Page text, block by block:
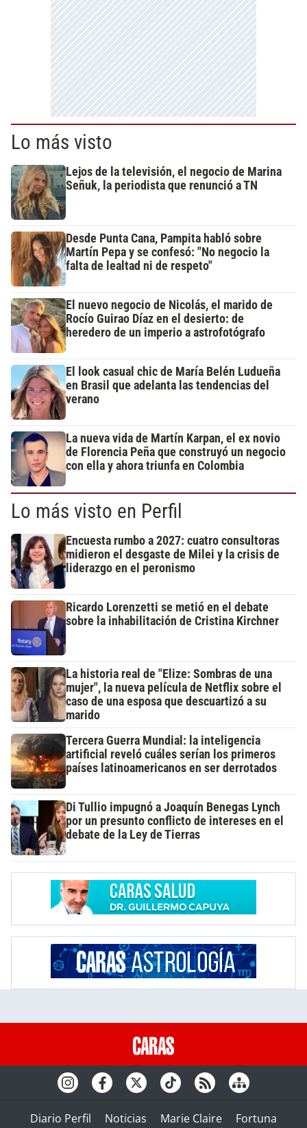
Lo más visto
Lejos de la televisión, el negocio de Marina
Señuk, la periodista que renunció a TN
Desde Punta Cana, Pampita habló sobre
Martín Pepa y se confesó: "No negocio la
falta de lealtad ni de respeto"
El nuevo negocio de Nicolás, el marido de
Rocío Guirao Díaz en el desierto: de
heredero de un imperio a astrofotógrafo
El look casual chic de María Belén Ludueña
en Brasil que adelanta las tendencias del
verano
La nueva vida de Martín Karpan, el ex novio
de Florencia Peña que construyó un negocio
con ella y ahora triunfa en Colombia
Lo más visto en Perfil
Encuesta rumbo a 2027: cuatro consultoras
midieron el desgaste de Milei y la crisis de
liderazgo en el peronismo
Ricardo Lorenzetti se metió en el debate
sobre la inhabilitación de Cristina Kirchner
La historia real de "Elize: Sombras de una
mujer", la nueva película de Netflix sobre el
caso de una esposa que descuartizó a su
marido
Tercera Guerra Mundial: la inteligencia
artificial reveló cuáles serían los primeros
países latinoamericanos en ser derrotados
Di Tullio impugnó a Joaquín Benegas Lynch
por un presunto conflicto de intereses en el
debate de la Ley de Tierras
Diario Perfil Noticias Marie Claire Fortuna